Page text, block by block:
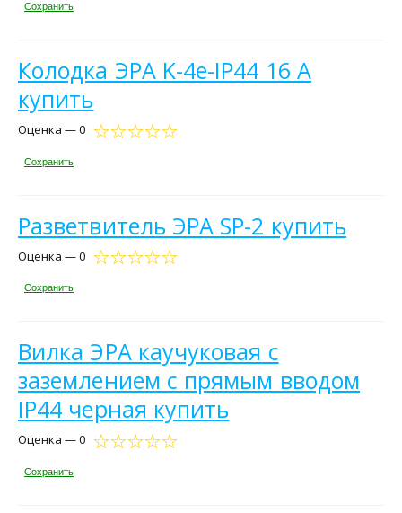
Сохранить
Колодка ЭРА K-4e-IP44 16 А
купить
Оценка — 0
Сохранить
Разветвитель ЭРА SP-2 купить
Оценка — 0
Сохранить
Вилка ЭРА каучуковая с
заземлением с прямым вводом
IP44 черная купить
Оценка — 0
Сохранить